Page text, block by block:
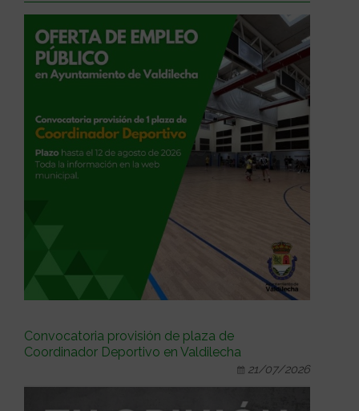
Convocatoria provisión de plaza de
Coordinador Deportivo en Valdilecha
21/07/2026